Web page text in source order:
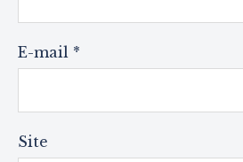
E-mail *
Site